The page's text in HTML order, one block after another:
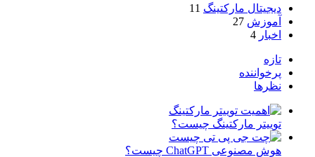
دیجیتال مارکتینگ 11
آموزش 27
اخبار 4
تازه
پرخواننده
نظرها
توییتر مارکتینگ چیست؟
هوش مصنوعی ChatGPT چیست؟